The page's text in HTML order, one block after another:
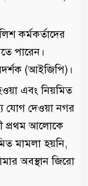
কর্মকর্তাদের
পারেন।
(আইজিপি)।
এবং নিয়মিত
যোগ দেওয়া নগর
প্রথম আলোকে
মামলা হয়নি,
অবস্থান জিরো